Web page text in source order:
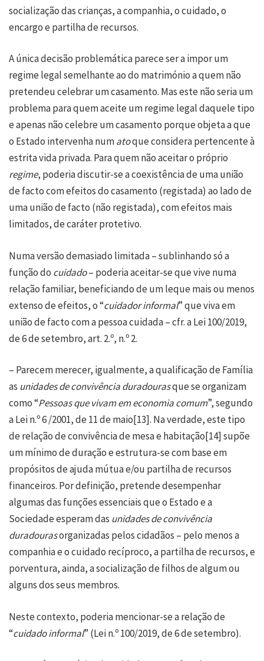
socialização das crianças, a companhia, o cuidado, o
encargo e partilha de recursos.
A única decisão problemática parece ser a impor um
regime legal semelhante ao do matrimónio a quem não
pretendeu celebrar um casamento. Mas este não seria um
problema para quem aceite um regime legal daquele tipo
e apenas não celebre um casamento porque objeta a que
o Estado intervenha numatoque considera pertencente à
estrita vida privada. Para quem não aceitar o próprio
regime, poderia discutir-se a coexistência de uma união
de facto com efeitos do casamento (registada) ao lado de
uma união de facto (não registada), com efeitos mais
limitados, de caráter protetivo.
Numa versão demasiado limitada – sublinhando só a
função do cuidado– poderia aceitar-se que vive numa
relação familiar, beneficiando de um leque mais ou menos
extenso de efeitos, o “cuidador informal” que viva em
união de facto com a pessoa cuidada – cfr. a Lei 100/2019,
de 6 de setembro, art. 2.º, n.º 2.
– Parecem merecer, igualmente, a qualificação de Família
as unidades de convivência duradourasque se organizam
como “Pessoas que vivam em economia comum”, segundo
a Lei n.º 6 /2001, de 11 de maio[13]. Na verdade, este tipo
de relação de convivência de mesa e habitação[14]supõe
um mínimo de duração e estrutura-se com base em
propósitos de ajuda mútua e/ou partilha de recursos
financeiros. Por definição, pretende desempenhar
algumas das funções essenciais que o Estado e a
Sociedade esperam das unidades de convivência
duradourasorganizadas pelos cidadãos – pelo menos a
companhia e o cuidado recíproco, a partilha de recursos, e
porventura, ainda, a socialização de filhos de algum ou
alguns dos seus membros.
Neste contexto, poderia mencionar-se a relação de
“cuidado informal” (Lei n.º 100/2019, de 6 de setembro).